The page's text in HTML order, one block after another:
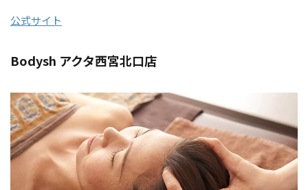
公式サイト
Bodysh アクタ西宮北口店